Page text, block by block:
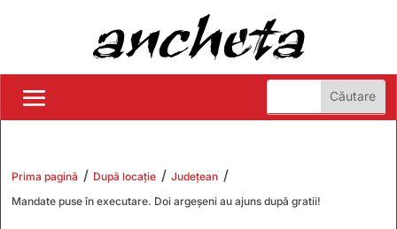
Prima pagină / După locație / Județean /
Mandate puse în executare. Doi argeșeni au ajuns după gratii!